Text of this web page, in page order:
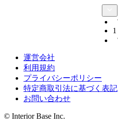
1
運営会社
利用規約
プライバシーポリシー
特定商取引法に基づく表記
お問い合わせ
© Interior Base Inc.